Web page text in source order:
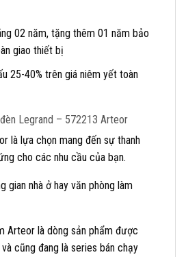
02 năm, tặng thêm 01 năm bảo
giao thiết bị
25-40% trên giá niêm yết toàn
Legrand – 572213 Arteor
là lựa chọn mang đến sự thanh
cho các nhu cầu của bạn.
gian nhà ở hay văn phòng làm
Arteor là dòng sản phẩm được
cũng đang là series bán chạy